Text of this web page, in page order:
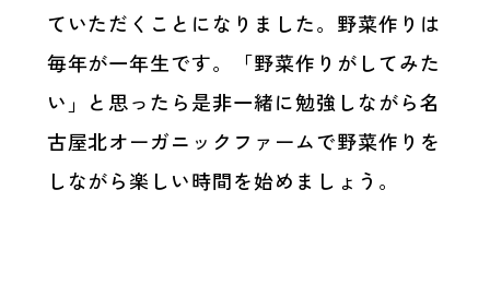
ていただくことになりました。野菜作りは
毎年が一年生です。「野菜作りがしてみた
い」と思ったら是非一緒に勉強しながら名
古屋北オーガニックファームで野菜作りを
しながら楽しい時間を始めましょう。